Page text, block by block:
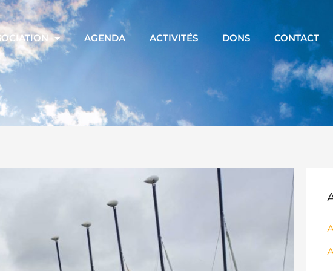
AGENDA ACTIVITÉS DONS CONTACT